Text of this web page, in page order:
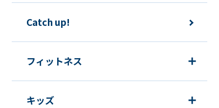
Catch up!
フィットネス
キッズ